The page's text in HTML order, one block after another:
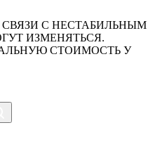
С НЕСТАБИЛЬНЫМ
ИЗМЕНЯТЬСЯ.
СТОИМОСТЬ У